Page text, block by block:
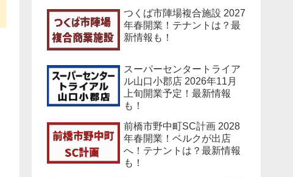
つくば市陣場複合施設 2027
年春開業！テナントは？最
新情報も！
スーパーセンタートライア
ル山口小郡店 2026年11月
上旬開業予定！最新情報
も！
前橋市野中町SC計画 2028
年春開業！ベルクが出店
へ！テナントは？最新情報
も！